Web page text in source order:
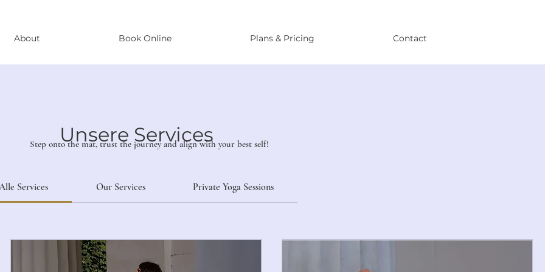
About Book Online Plans & Pricing Contact
Unsere Services
Services Our Services Private Yoga Sessions
Step onto the mat, trust the journey and align with your best self!